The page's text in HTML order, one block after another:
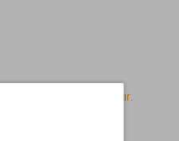
niet beschikbaar.
in huis